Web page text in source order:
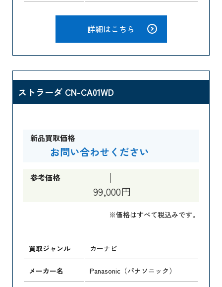
詳細はこちら
ストラーダ CN-CA01WD
新品買取価格
お問い合わせください
参考価格
99,000円
※価格はすべて税込みです。
買取ジャンル カーナビ
メーカー名 Panasonic（パナソニック）